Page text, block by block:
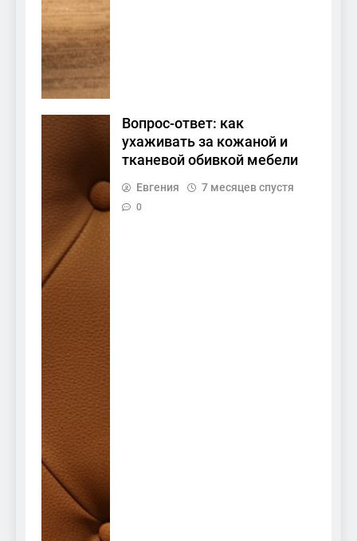
Вопрос-ответ: как
ухаживать за кожаной и
тканевой обивкой мебели
Евгения 7 месяцев спустя
0